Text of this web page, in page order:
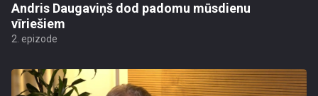
Andris Daugaviņš dod padomu mūsdienu
vīriešiem
2. epizode